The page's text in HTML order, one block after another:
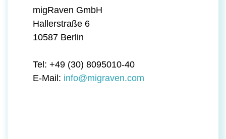
migRaven GmbH
Hallerstraße 6
10587 Berlin
Tel: +49 (30) 8095010-40
E-Mail: info@migraven.com